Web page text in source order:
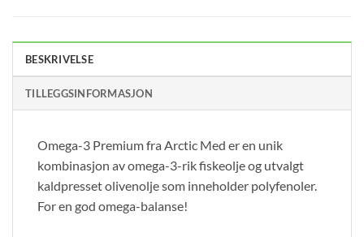
BESKRIVELSE
TILLEGGSINFORMASJON
Omega-3 Premium fra Arctic Med er en unik
kombinasjon av omega-3-rik fiskeolje og utvalgt
kaldpresset olivenolje som inneholder polyfenoler.
For en god omega-balanse!